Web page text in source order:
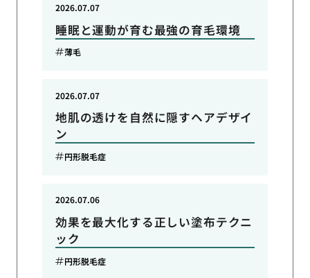
睡眠と運動が育む最強の育毛環境
2026.07.07
薄毛
地肌の透けを自然に隠すヘアデザイ
ン
2026.07.07
円形脱毛症
効果を最大化する正しい塗布テクニ
ック
2026.07.06
円形脱毛症